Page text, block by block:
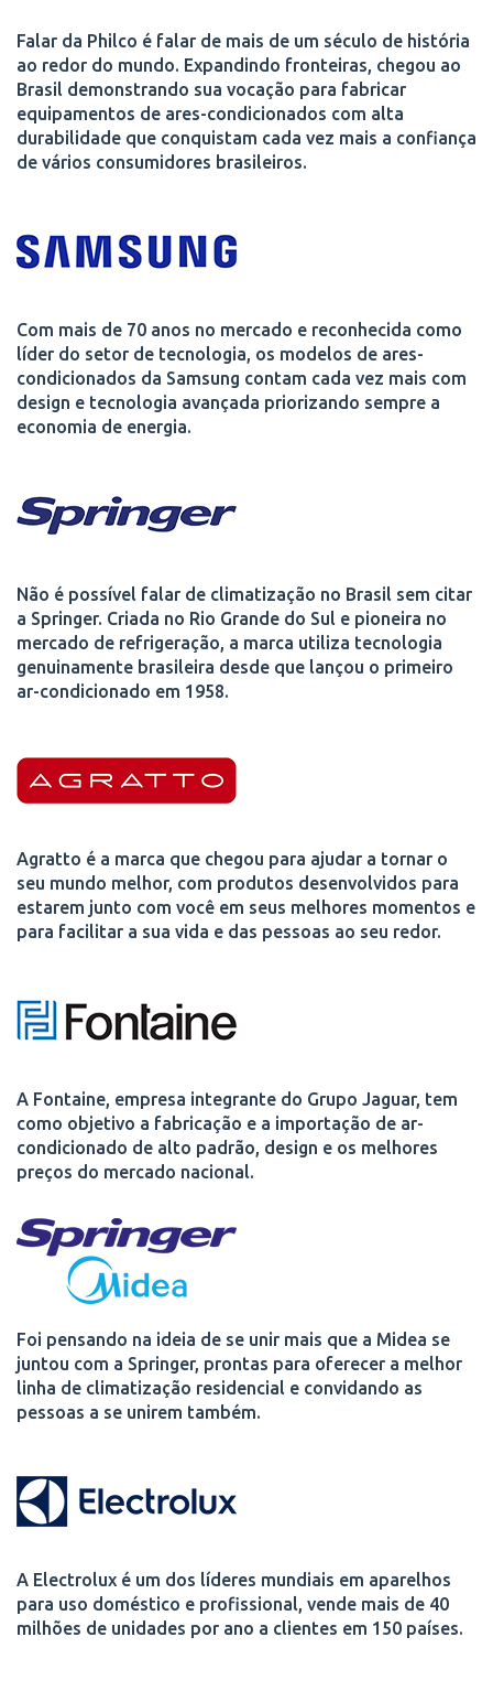
Falar da Philco é falar de mais de um século de história
ao redor do mundo. Expandindo fronteiras, chegou ao
Brasil demonstrando sua vocação para fabricar
equipamentos de ares-condicionados com alta
durabilidade que conquistam cada vez mais a confiança
de vários consumidores brasileiros.
Com mais de 70 anos no mercado e reconhecida como
líder do setor de tecnologia, os modelos de ares-
condicionados da Samsung contam cada vez mais com
design e tecnologia avançada priorizando sempre a
economia de energia.
Não é possível falar de climatização no Brasil sem citar
a Springer. Criada no Rio Grande do Sul e pioneira no
mercado de refrigeração, a marca utiliza tecnologia
genuinamente brasileira desde que lançou o primeiro
ar-condicionado em 1958.
Agratto é a marca que chegou para ajudar a tornar o
seu mundo melhor, com produtos desenvolvidos para
estarem junto com você em seus melhores momentos e
para facilitar a sua vida e das pessoas ao seu redor.
A Fontaine, empresa integrante do Grupo Jaguar, tem
como objetivo a fabricação e a importação de ar-
condicionado de alto padrão, design e os melhores
preços do mercado nacional.
Foi pensando na ideia de se unir mais que a Midea se
juntou com a Springer, prontas para oferecer a melhor
linha de climatização residencial e convidando as
pessoas a se unirem também.
A Electrolux é um dos líderes mundiais em aparelhos
para uso doméstico e profissional, vende mais de 40
milhões de unidades por ano a clientes em 150 países.